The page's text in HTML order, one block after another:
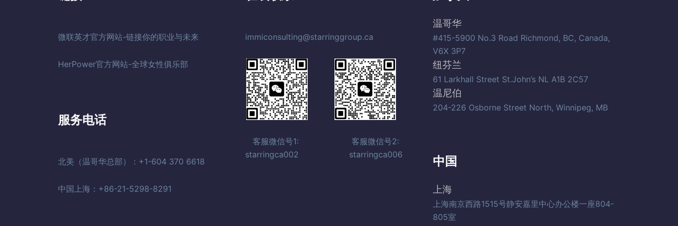
微联英才官方网站-链接你的职业与未来
HerPower官方网站-全球女性俱乐部
服务电话
北美（温哥华总部）：+1-604 370 6618
中国上海：+86-21-5298-8291
immiconsulting@starringgroup.ca
客服微信号1: 客服微信号2:
starringca002 starringca006
温哥华
#415-5900 No.3 Road Richmond, BC, Canada,
V6X 3P7
纽芬兰
61 Larkhall Street St.John’s NL A1B 2C57
温尼伯
204-226 Osborne Street North, Winnipeg, MB
中国
上海
上海南京西路1515号静安嘉里中心办公楼一座804-
805室